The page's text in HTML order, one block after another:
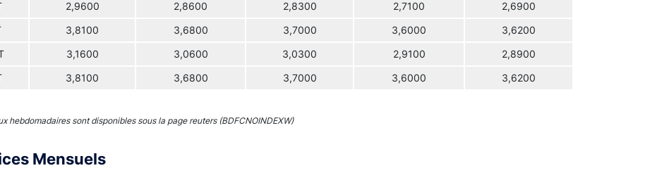
2,9600 2,8600 2,8300 2,7100 2,6900
3,8100 3,6800 3,7000 3,6000 3,6200
3,1600 3,0600 3,0300 2,9100 2,8900
3,8100 3,6800 3,7000 3,6000 3,6200
hebdomadaires sont disponibles sous la page reuters (BDFCNOINDEXW)
Mensuels